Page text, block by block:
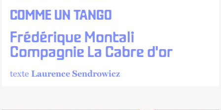
COMME UN TANGO
Frédérique Montali
Compagnie La Cabre d'or
texteLaurence Sendrowicz